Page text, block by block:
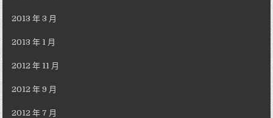
2013 年 3 月
2013 年 1 月
2012 年 11 月
2012 年 9 月
2012 年 7 月